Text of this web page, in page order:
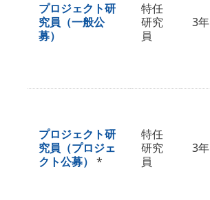
プロジェクト研
究員（一般公
募）
特任
研究
員
3年
プロジェクト研
究員（プロジェ
クト公募） *
特任
研究
員
3年